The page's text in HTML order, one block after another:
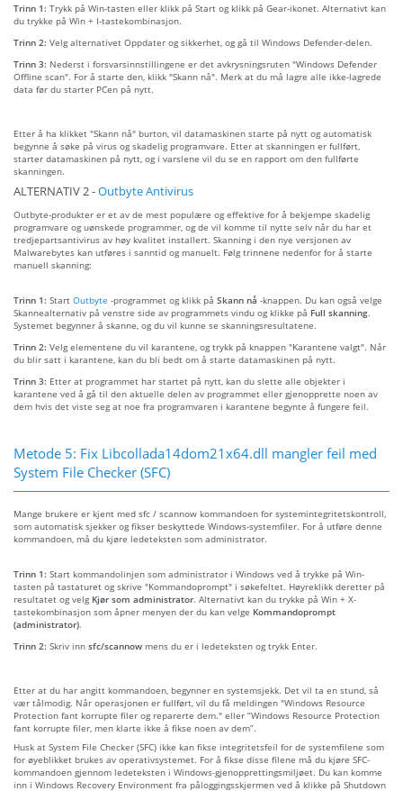
Trinn 1: Trykk på Win-tasten eller klikk på Start og klikk på Gear-ikonet. Alternativt kan
du trykke på Win + I-tastekombinasjon.
Trinn 2: Velg alternativet Oppdater og sikkerhet, og gå til Windows Defender-delen.
Trinn 3: Nederst i forsvarsinnstillingene er det avkrysningsruten "Windows Defender
Offline scan". For å starte den, klikk "Skann nå". Merk at du må lagre alle ikke-lagrede
data før du starter PCen på nytt.
Etter å ha klikket "Skann nå" burton, vil datamaskinen starte på nytt og automatisk
begynne å søke på virus og skadelig programvare. Etter at skanningen er fullført,
starter datamaskinen på nytt, og i varslene vil du se en rapport om den fullførte
skanningen.
ALTERNATIV 2 -Outbyte Antivirus
Outbyte-produkter er et av de mest populære og effektive for å bekjempe skadelig
programvare og uønskede programmer, og de vil komme til nytte selv når du har et
tredjepartsantivirus av høy kvalitet installert. Skanning i den nye versjonen av
Malwarebytes kan utføres i sanntid og manuelt. Følg trinnene nedenfor for å starte
manuell skanning:
Trinn 1: Start Outbyte -programmet og klikk på Skann nå -knappen. Du kan også velge
Skannealternativ på venstre side av programmets vindu og klikke på Full skanning.
Systemet begynner å skanne, og du vil kunne se skanningsresultatene.
Trinn 2: Velg elementene du vil karantene, og trykk på knappen "Karantene valgt". Når
du blir satt i karantene, kan du bli bedt om å starte datamaskinen på nytt.
Trinn 3: Etter at programmet har startet på nytt, kan du slette alle objekter i
karantene ved å gå til den aktuelle delen av programmet eller gjenopprette noen av
dem hvis det viste seg at noe fra programvaren i karantene begynte å fungere feil.
Metode 5: Fix Libcollada14dom21x64.dll mangler feil med
System File Checker (SFC)
Mange brukere er kjent med sfc / scannow kommandoen for systemintegritetskontroll,
som automatisk sjekker og fikser beskyttede Windows-systemfiler. For å utføre denne
kommandoen, må du kjøre ledeteksten som administrator.
Trinn 1: Start kommandolinjen som administrator i Windows ved å trykke på Win-
tasten på tastaturet og skrive "Kommandoprompt" i søkefeltet. Høyreklikk deretter på
resultatet og velg Kjør som administrator. Alternativt kan du trykke på Win + X-
tastekombinasjon som åpner menyen der du kan velge Kommandoprompt
(administrator).
Trinn 2: Skriv inn sfc/scannow mens du er i ledeteksten og trykk Enter.
Etter at du har angitt kommandoen, begynner en systemsjekk. Det vil ta en stund, så
vær tålmodig. Når operasjonen er fullført, vil du få meldingen "Windows Resource
Protection fant korrupte filer og reparerte dem." eller “Windows Resource Protection
fant korrupte filer, men klarte ikke å fikse noen av dem”.
Husk at System File Checker (SFC) ikke kan fikse integritetsfeil for de systemfilene som
for øyeblikket brukes av operativsystemet. For å fikse disse filene må du kjøre SFC-
kommandoen gjennom ledeteksten i Windows-gjenopprettingsmiljøet. Du kan komme
inn i Windows Recovery Environment fra påloggingsskjermen ved å klikke på Shutdown